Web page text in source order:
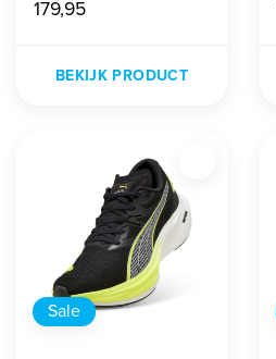
179,95
BEKIJK PRODUCT
Sale